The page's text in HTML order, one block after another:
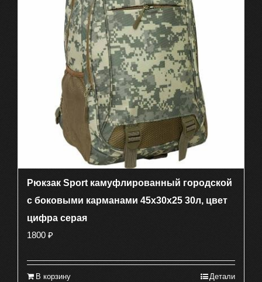
Рюкзак Sport камуфлированный городской
с боковыми карманами 45х30х25 30л, цвет
цифра серая
1800 ₽
В корзину Детали